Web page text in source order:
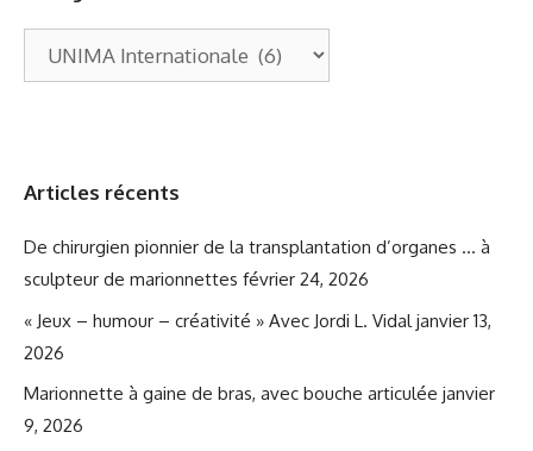
Catégories
Articles récents
De chirurgien pionnier de la transplantation d’organes … à
sculpteur de marionnettes février 24, 2026
« Jeux – humour – créativité » Avec Jordi L. Vidal janvier 13,
2026
Marionnette à gaine de bras, avec bouche articulée janvier
9, 2026